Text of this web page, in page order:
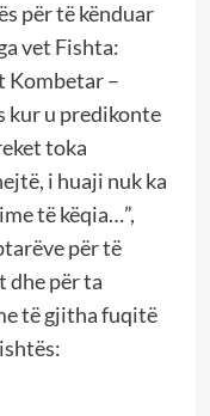
për të kënduar
vet Fishta:
Kombetar –
kur u predikonte
toka
i huaji nuk ka
të këqia…”,
për të
dhe për ta
të gjitha fuqitë